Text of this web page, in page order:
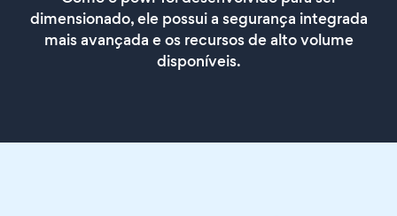
dimensionado, ele possui a segurança integrada
mais avançada e os recursos de alto volume
disponíveis.